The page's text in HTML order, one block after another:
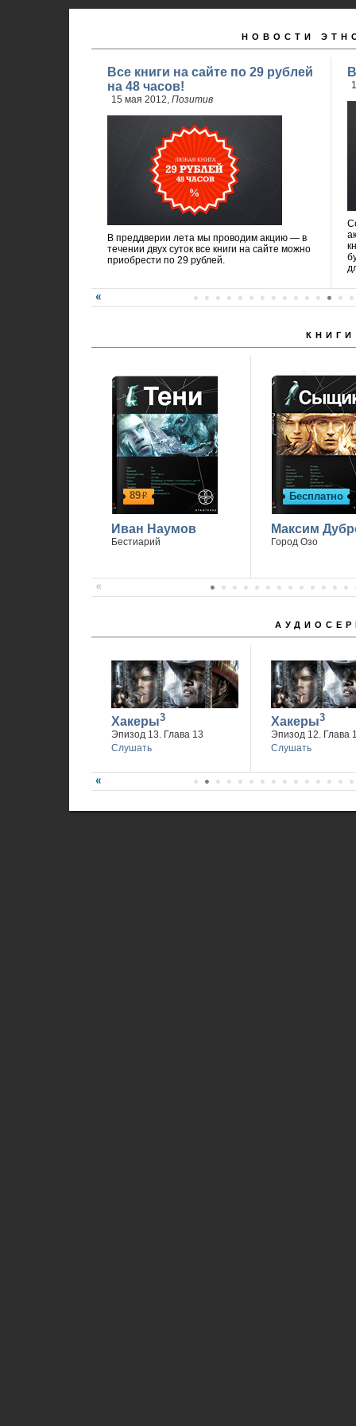
НОВОСТИ
Все книги на сайте по 29 рублей
на 48 часов!
15 мая 2012, Позитив
В преддверии лета мы проводим акцию — в
течении двух суток все книги на сайте можно
приобрести по 29 рублей.
КНИГИ
89р
Иван Наумов
Бестиарий
Бесплатно
Максим
Город Озо
Хакеры3
Эпизод 13. Глава 13
Слушать
Хакеры3
Эпизод 12. Глава
Слушать